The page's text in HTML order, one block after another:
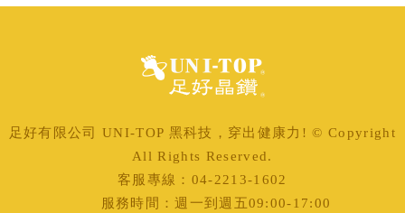
足好有限公司 UNI-TOP 黑科技，穿出健康力! © Copyright
All Rights Reserved.
客服專線：04-2213-1602
服務時間：週一到週五09:00-17:00